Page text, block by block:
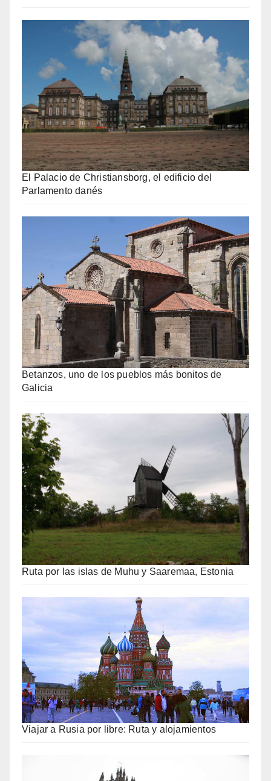
El Palacio de Christiansborg, el edificio del
Parlamento danés
Betanzos, uno de los pueblos más bonitos de
Galicia
Ruta por las islas de Muhu y Saaremaa, Estonia
Viajar a Rusia por libre: Ruta y alojamientos